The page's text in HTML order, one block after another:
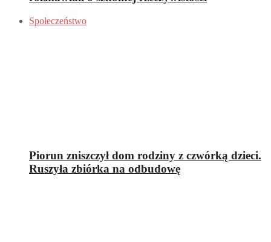
Społeczeństwo
Piorun zniszczył dom rodziny z czwórką dzieci.
Ruszyła zbiórka na odbudowę